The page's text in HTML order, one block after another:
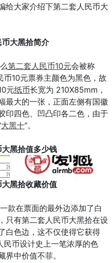
给大家介绍下第二套人民币大
大黑拾简介
第二套人民币10元会被称
币10元票券主颜色为黑色，故
元纸币长宽为 210X85mm，
最大的一张，正面左侧有国徽
印四色、凹凸印各二色，由于
大黑十”。
黑拾值多少钱
黑拾收藏价值
款在票面的最外边添加了白
只有第二套人民币大黑拾在设
白色边，这不仅使得它获得
民币设计史上一笔浓厚的色
中价值不菲。